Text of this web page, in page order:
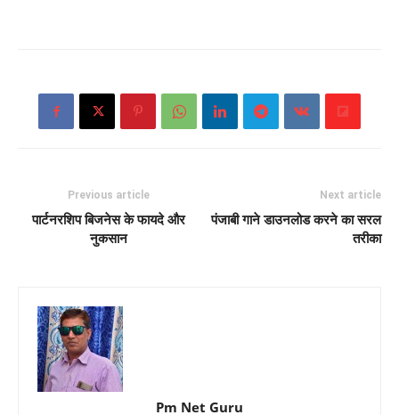
Previous article
पार्टनरशिप बिजनेस के फायदे और
नुकसान
Next article
पंजाबी गाने डाउनलोड करने का सरल
तरीका
Pm Net Guru